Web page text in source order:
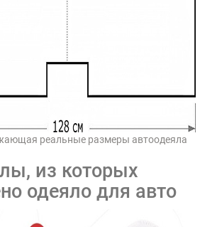
реальные размеры автоодеяла
из которых
одеяло для авто